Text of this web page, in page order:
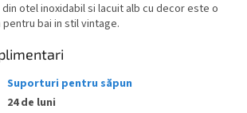
otel inoxidabil si lacuit alb cu decor este o
bai in stil vintage.
Suporturi pentru săpun
24 de luni